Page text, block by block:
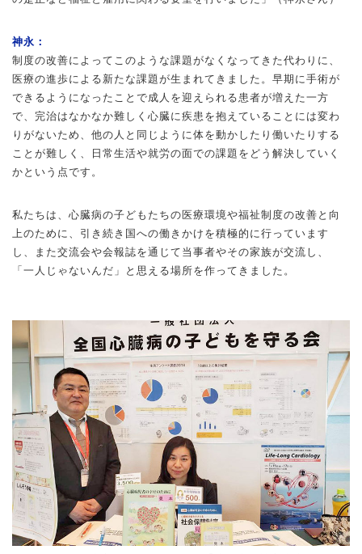
神永：
制度の改善によってこのような課題がなくなってきた代わりに、
医療の進歩による新たな課題が生まれてきました。早期に手術が
できるようになったことで成人を迎えられる患者が増えた一方
で、完治はなかなか難しく心臓に疾患を抱えていることには変わ
りがないため、他の人と同じように体を動かしたり働いたりする
ことが難しく、日常生活や就労の面での課題をどう解決していく
かという点です。
私たちは、心臓病の子どもたちの医療環境や福祉制度の改善と向
上のために、引き続き国への働きかけを積極的に行っています
し、また交流会や会報誌を通じて当事者やその家族が交流し、
「一人じゃないんだ」と思える場所を作ってきました。